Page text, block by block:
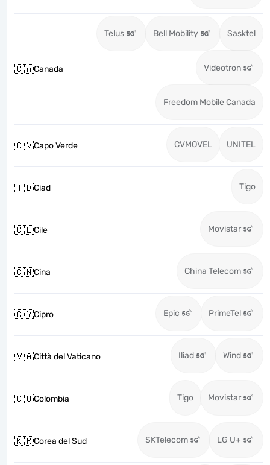
🇨🇦Canada
Telus Bell Mobility Sasktel
Videotron
Freedom Mobile Canada
🇨🇻Capo Verde CVMOVEL UNITEL
🇹🇩Ciad Tigo
🇨🇱Cile Movistar
🇨🇳Cina China Telecom
🇨🇾Cipro Epic PrimeTel
🇻🇦Città del Vaticano Iliad Wind
🇨🇴Colombia Tigo Movistar
🇰🇷Corea del Sud SKTelecom LG U+